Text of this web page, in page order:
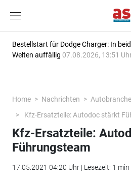
Bestellstart für Dodge Charger: In
Welten auffällig 07.08.2026, 13:51
Home Nachrichten
Autobranche
Kfz-Ersatzteile: Autodoc stärkt
Kfz-Ersatzteile:
Führungsteam
17.05.2021 04:20 Uhr | Lesezeit: 1 min